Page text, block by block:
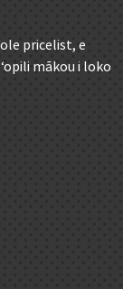
pricelist, e
mākou i loko